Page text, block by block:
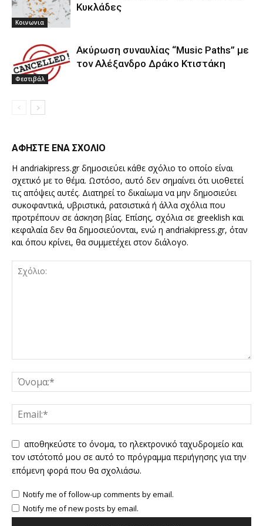
Κοινωνια
Κυκλάδες
Φεστιβάλ
Ακύρωση συναυλίας “Music Paths” με
τον Αλέξανδρο Δράκο Κτιστάκη
ΑΦΗΣΤΕ ΕΝΑ ΣΧΟΛΙΟ
Η andriakipress.gr δημοσιεύει κάθε σχόλιο το οποίο είναι
σχετικό με το θέμα. Ωστόσο, αυτό δεν σημαίνει ότι υιοθετεί
τις απόψεις αυτές. Διατηρεί το δικαίωμα να μην δημοσιεύει
συκοφαντικά, υβριστικά, ρατσιστικά ή άλλα σχόλια που
προτρέπουν σε άσκηση βίας. Επίσης, σχόλια σε greeklish και
κεφαλαία δεν θα δημοσιεύονται, ενώ η andriakipress.gr, όταν
και όπου κρίνει, θα συμμετέχει στον διάλογο.
αποθηκεύστε το όνομα, το ηλεκτρονικό ταχυδρομείο και
τον ιστότοπό μου σε αυτό το πρόγραμμα περιήγησης για την
επόμενη φορά που θα σχολιάσω.
Notify me of follow-up comments by email.
Notify me of new posts by email.